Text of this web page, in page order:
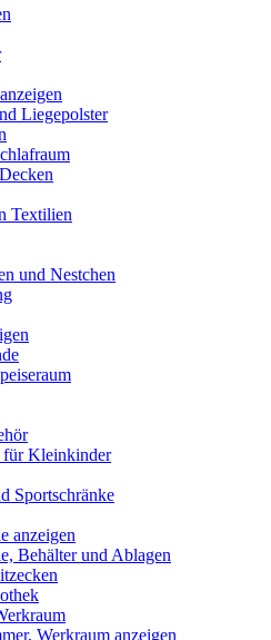
Liegepolster
Textilien
und Nestchen
für Kleinkinder
Sportschränke
anzeigen
Behälter und Ablagen
Werkraum anzeigen